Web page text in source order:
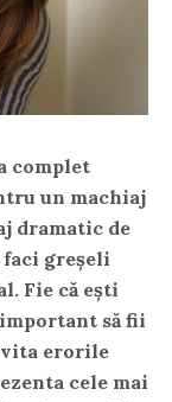
complet
un machiaj
dramatic de
faci greșeli
Fie că ești
să fii
erorile
cele mai